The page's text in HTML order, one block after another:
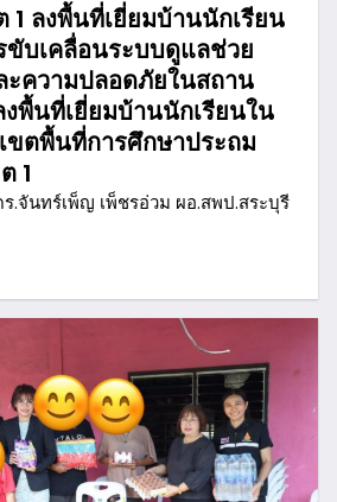
1 ลงพื้นที่เยี่ยมบ้านนักเรียน
ขับเคลื่อนระบบดูแลช่วย
ะความปลอดภัยในสถาน
พื้นที่เยี่ยมบ้านนักเรียนใน
ขตพื้นที่การศึกษาประถม
1
.จันทร์เพ็ญ เพ็ชรอ่วม ผอ.สพป.สระบุรี